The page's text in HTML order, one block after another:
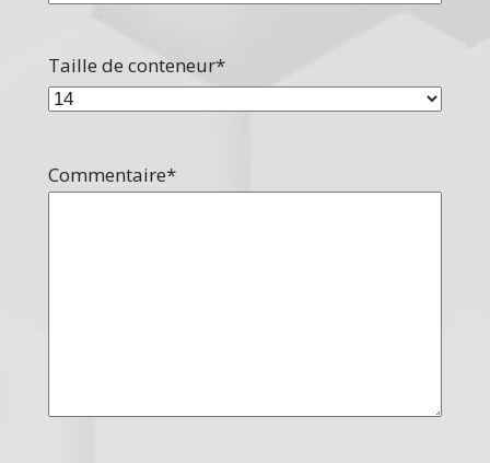
Taille de conteneur*
Commentaire*